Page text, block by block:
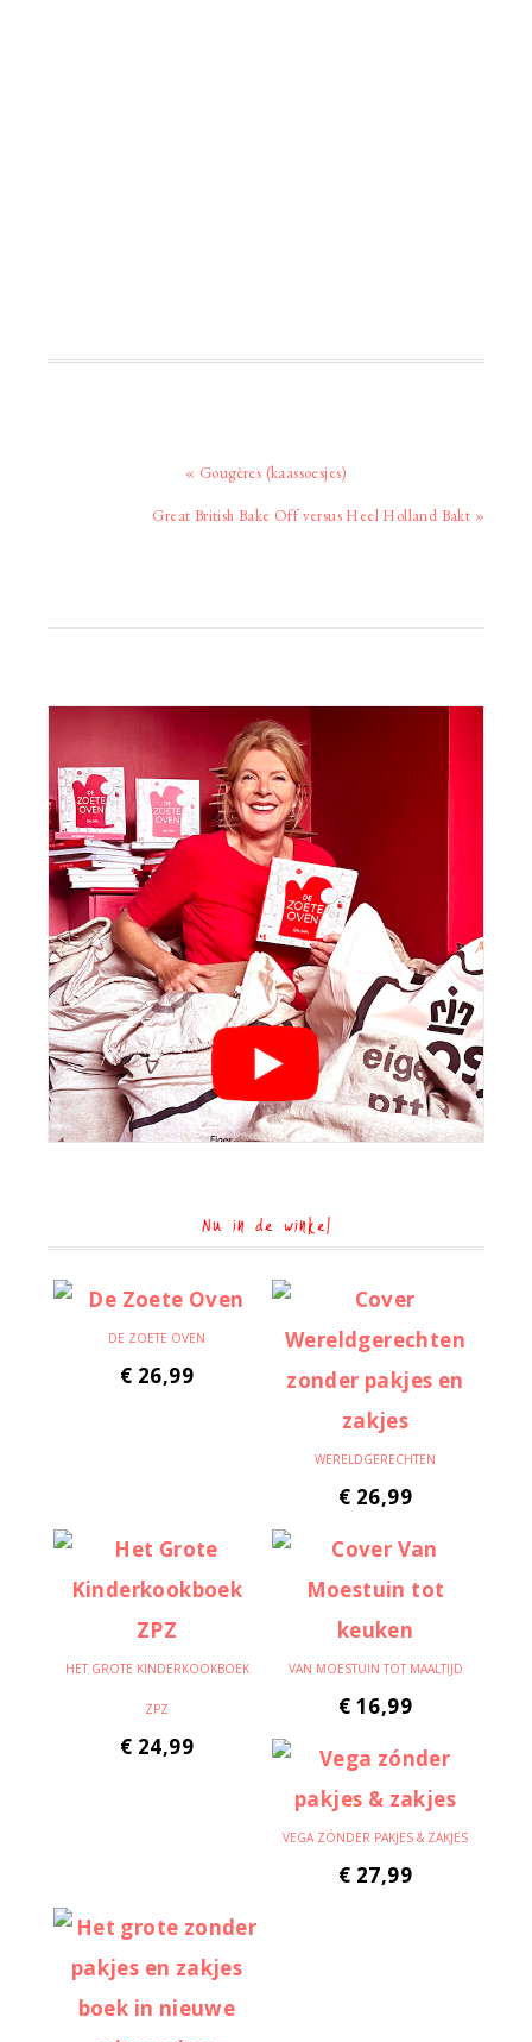
Vorig
« Gougères (kaassoesjes)
Volgend
Great British Bake Off versus Heel Holland Bakt »
Nu in de winkel
DE ZOETE OVEN
€ 26,99
WERELDGERECHTEN
€ 26,99
HET GROTE KINDERKOOKBOEK
ZPZ
€ 24,99
VAN MOESTUIN TOT MAALTIJD
€ 16,99
VEGA ZÓNDER PAKJES & ZAKJES
€ 27,99